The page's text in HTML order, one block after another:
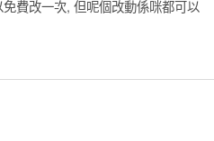
費改一次, 但呢個改動係咪都可以